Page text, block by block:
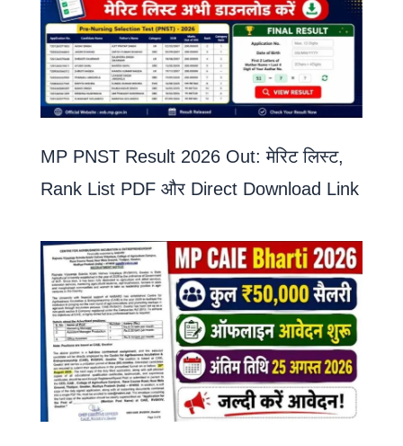
MP PNST Result 2026 Out: मेरिट लिस्ट,
Rank List PDF और Direct Download Link